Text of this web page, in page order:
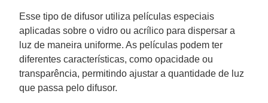
Esse tipo de difusor utiliza películas especiais
aplicadas sobre o vidro ou acrílico para dispersar a
luz de maneira uniforme. As películas podem ter
diferentes características, como opacidade ou
transparência, permitindo ajustar a quantidade de luz
que passa pelo difusor.